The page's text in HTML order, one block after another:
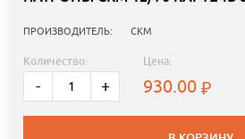
ПРОИЗВОДИТЕЛЬ: СКМ
Количество:
- +
Цена:
930.00